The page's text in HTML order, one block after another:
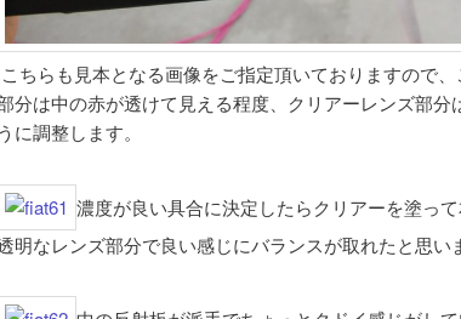
こちらも見本となる画像をご指定頂いておりますので
分は中の赤が透けて見える程度、クリアーレンズ部分
うに調整します。
濃度が良い具合に決定したらクリアーを塗っ
明なレンズ部分で良い感じにバランスが取れたと思い